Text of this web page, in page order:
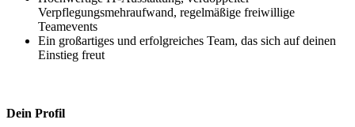
Verpflegungsmehraufwand, regelmäßige freiwillige
Teamevents
Ein großartiges und erfolgreiches Team, das sich auf deinen
Einstieg freut
Dein Profil